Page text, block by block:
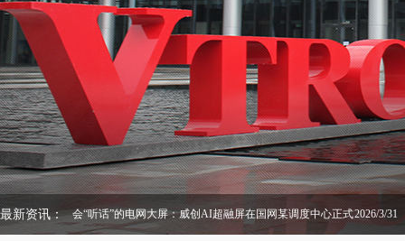
最新资讯：
会“听话”的电网大屏：威创AI超融屏在国网某调度中心正式
APEC嘉宾点赞广州“无废城市”建设